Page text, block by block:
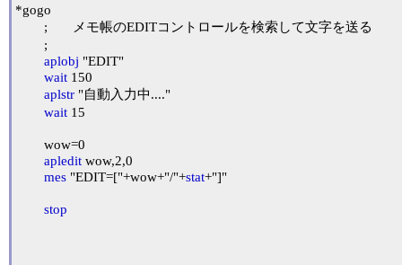
*gogo
aplobj "EDIT"
wait 150
aplstr "自動入力中...."
wait 15
apledit wow,2,0
mes "EDIT=["+wow+"/"+stat+"]"
stop